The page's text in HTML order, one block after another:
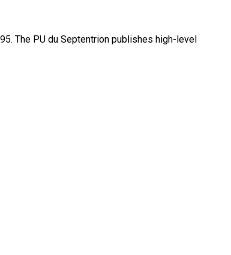
The PU du Septentrion publishes high-level